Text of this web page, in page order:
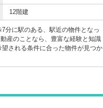
12階建
分に駅のある、駅近の物件となっ
産のことなら、豊富な経験と知識
される条件に合った物件が見つか